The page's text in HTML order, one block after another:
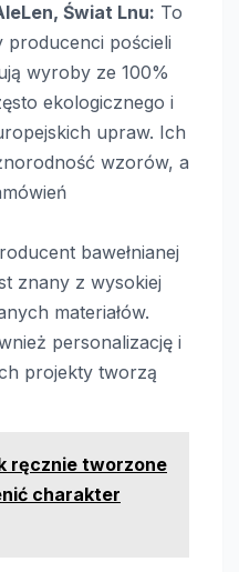
Świat Lnu: To
producenci pościeli
wyroby ze 100%
ekologicznego i
upraw. Ich
wzorów, a
bawełnianej
znany z wysokiej
materiałów.
personalizację i
projekty tworzą
ręcznie tworzone
charakter